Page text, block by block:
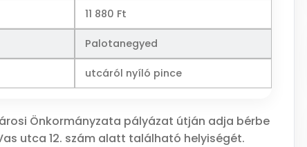
11 880 Ft
Palotanegyed
utcáról nyíló pince
Önkormányzata pályázat útján adja bérbe
utca 12. szám alatt található helyiségét.